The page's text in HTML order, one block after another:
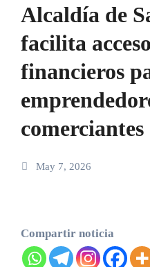
Alcaldía de
facilita
financieros
comerciantes
May 7, 2026
Compartir noticia